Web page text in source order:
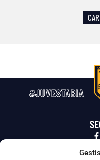
#JUVESTABIA
Privacy Policy